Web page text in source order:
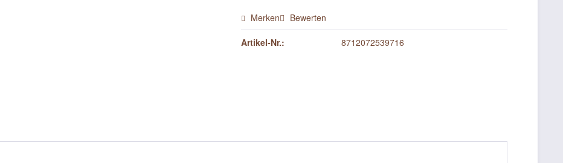
Merken Bewerten
Artikel-Nr.: 8712072539716